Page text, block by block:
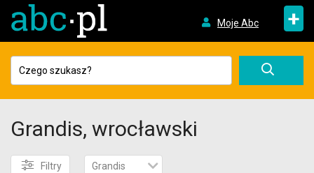
Moje Abc +
Grandis, wrocławski
Filtry Grandis